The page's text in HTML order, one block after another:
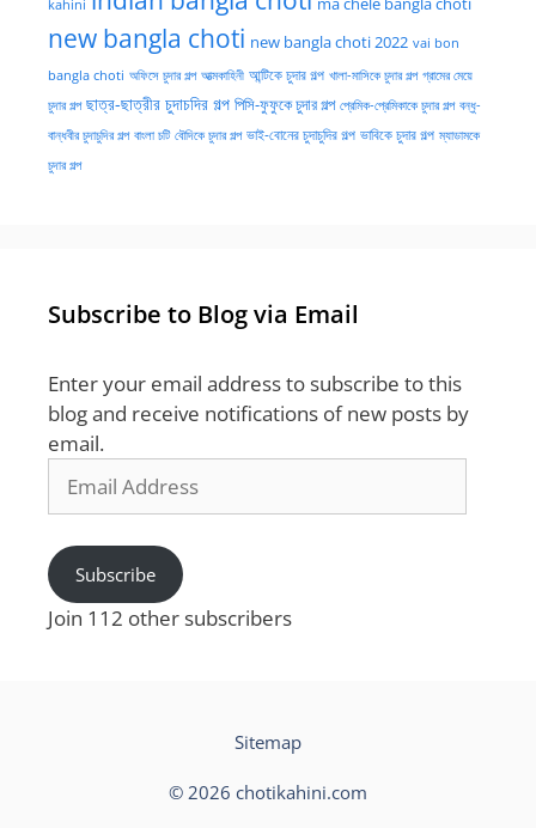
kahini ma chele bangla choti
new bangla choti new bangla choti 2022 vai bon
bangla choti অফিসে চুদার গল্প আত্মকাহিনী আন্টিকে চুদার গল্প খালা-মাসিকে চুদার গল্প গ্রামের মেয়ে
চুদার গল্প ছাত্র-ছাত্রীর চুদাচদির গল্প পিসি-ফুফুকে চুদার গল্প প্রেমিক-প্রেমিকাকে চুদার গল্প বন্ধু-
বান্ধবীর চুদাচুদির গল্প বাংলা চটি বৌদিকে চুদার গল্প ভাই-বোনের চুদাচুদির গল্প ভাবিকে চুদার গল্প ম্যাডামকে
চুদার গল্প
Subscribe to Blog via Email
Enter your email address to subscribe to this
blog and receive notifications of new posts by
email.
Address
Subscribe
Join 112 other subscribers
Sitemap
© 2026 chotikahini.com